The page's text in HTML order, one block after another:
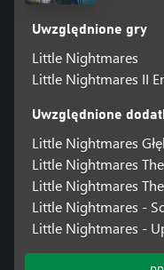
Uwzględnione gry
Little Nightmares
Little Nightmares II
Uwzględnione
Little Nightmares
Little Nightmares
Little Nightmares
Little Nightmares -
Little Nightmares -